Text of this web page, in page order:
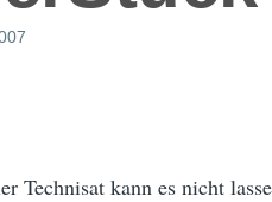
Technisat kann es nicht